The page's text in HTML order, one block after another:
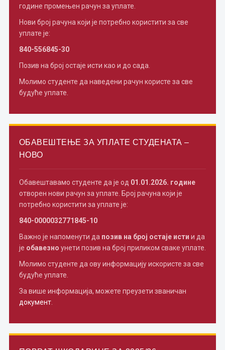
године промењен рачун за уплате.
Нови број рачуна који је потребно користити за све
уплате је:
840-556845-30
Позив на број остаје исти као и до сада.
Молимо студенте да наведени рачун користе за све
будуће уплате.
ОБАВЕШТЕЊЕ ЗА УПЛАТЕ СТУДЕНАТА –
НОВО
Обавештавамо студенте да је од 01.01.2026. године
отворен нови рачун за уплате. Број рачуна који је
потребно користити за уплате је:
840-0000032771845-10
Важно је напоменути да позив на број остаје исти и да
је обавезно унети позив на број приликом сваке уплате.
Молимо студенте да ову информацију искористе за све
будуће уплате.
За више информација, можете преузети званичан
документ.